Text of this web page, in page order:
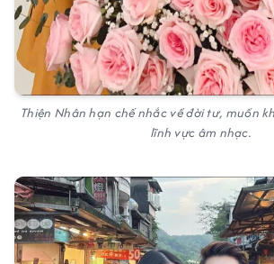
Thiện Nhân hạn chế nhắc về đời tư, muốn
lĩnh vực âm nhạc.